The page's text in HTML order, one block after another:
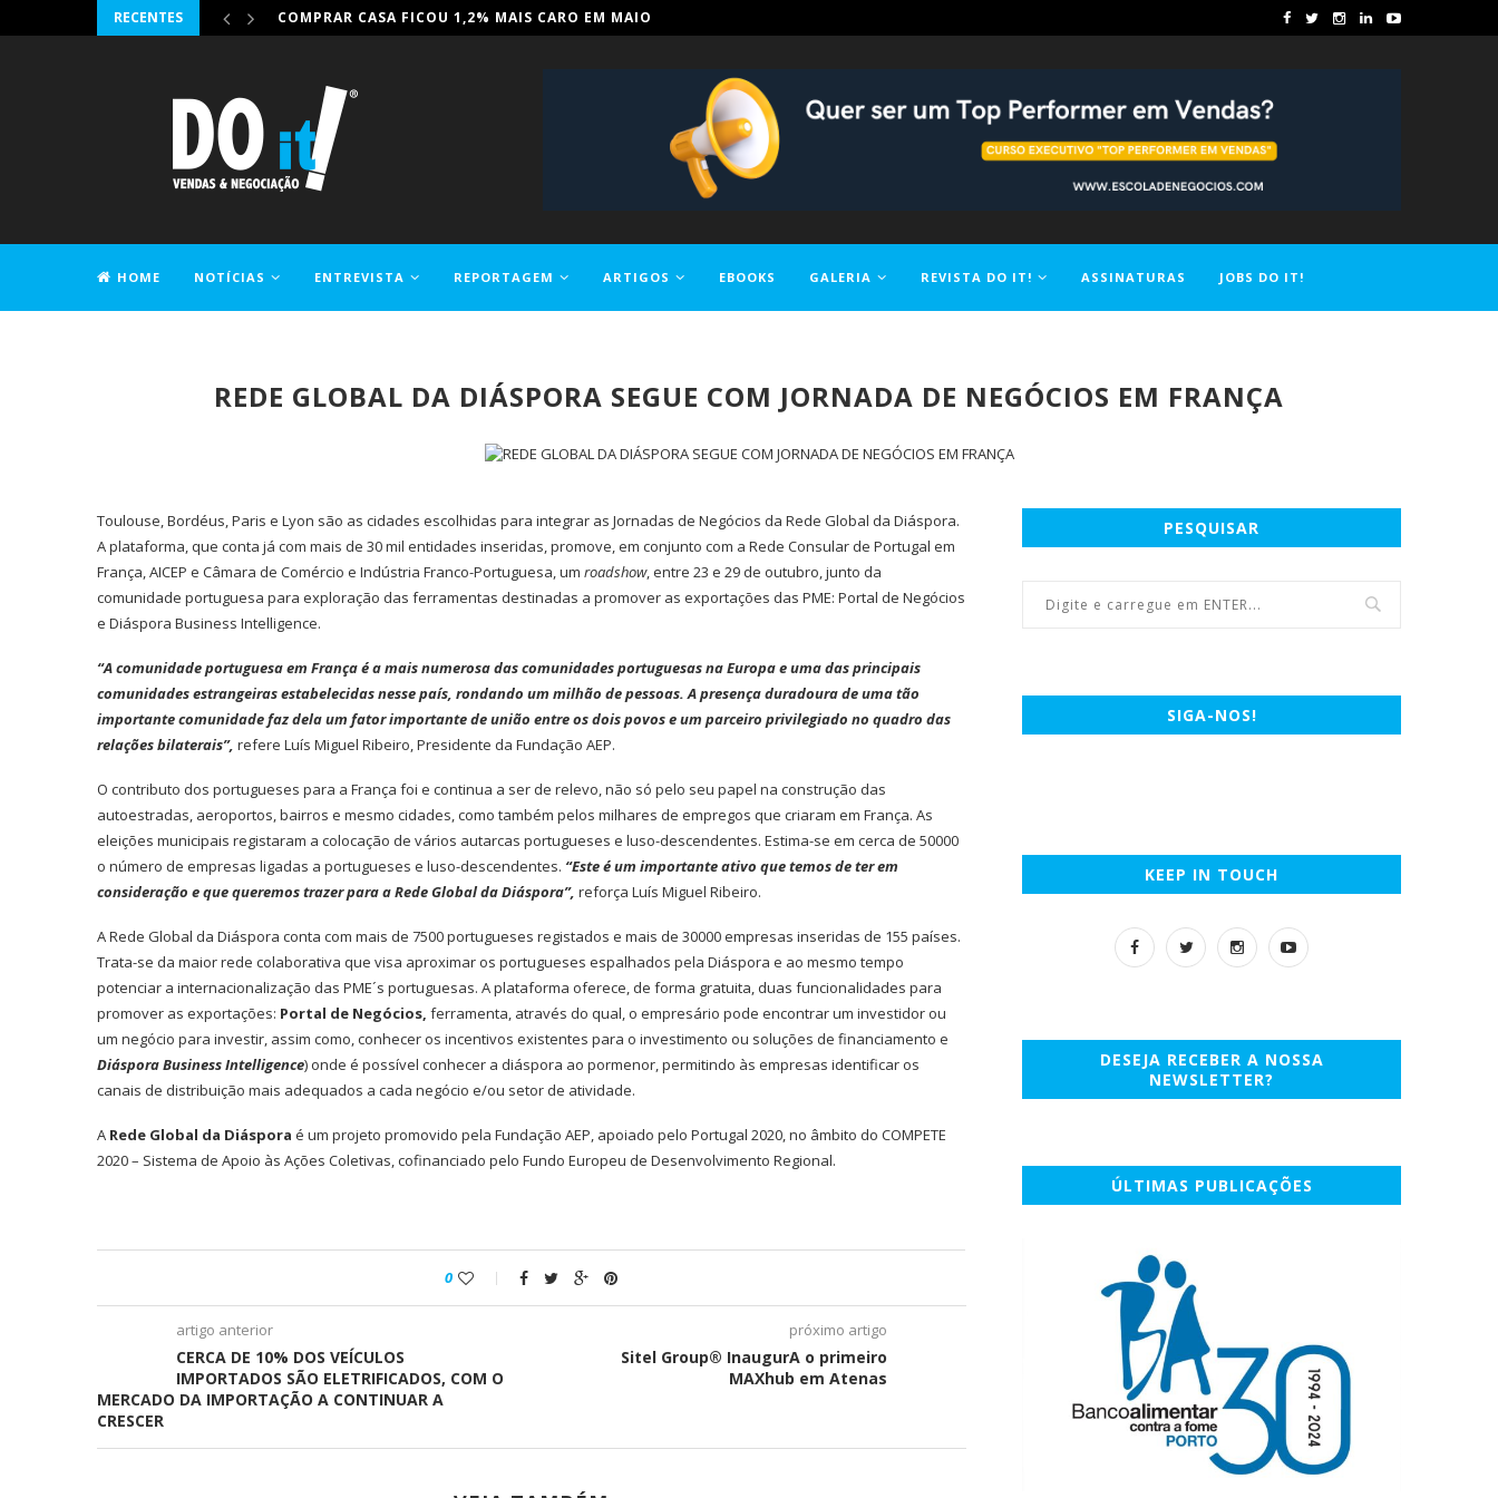
RECENTES IRONHACK JUNTA-SE À DIG-IN PARA TORNAR A EDUCAÇÃO...
HOME NOTÍCIAS ENTREVISTA REPORTAGEM ARTIGOS EBOOKS GALERIA REVISTA DO IT! ASSINATURAS JOBS DO IT!
REDE GLOBAL DA DIÁSPORA SEGUE COM JORNADA DE NEGÓCIOS EM FRANÇA
Toulouse, Bordéus, Paris e Lyon são as cidades escolhidas para integrar as Jornadas de Negócios da Rede Global da Diáspora.
A plataforma, que conta já com mais de 30 mil entidades inseridas, promove, em conjunto com a Rede Consular de Portugal em
França, AICEP e Câmara de Comércio e Indústria Franco-Portuguesa, um roadshow, entre 23 e 29 de outubro, junto da
comunidade portuguesa para exploração das ferramentas destinadas a promover as exportações das PME: Portal de Negócios
e Diáspora Business Intelligence.
“A comunidade portuguesa em França é a mais numerosa das comunidades portuguesas na Europa e uma das principais
comunidades estrangeiras estabelecidas nesse país, rondando um milhão de pessoas. A presença duradoura de uma tão
importante comunidade faz dela um fator importante de união entre os dois povos e um parceiro privilegiado no quadro das
relações bilaterais”, refere Luís Miguel Ribeiro, Presidente da Fundação AEP.
O contributo dos portugueses para a França foi e continua a ser de relevo, não só pelo seu papel na construção das
autoestradas, aeroportos, bairros e mesmo cidades, como também pelos milhares de empregos que criaram em França. As
eleições municipais registaram a colocação de vários autarcas portugueses e luso-descendentes. Estima-se em cerca de 50000
o número de empresas ligadas a portugueses e luso-descendentes. “Este é um importante ativo que temos de ter em
consideração e que queremos trazer para a Rede Global da Diáspora”, reforça Luís Miguel Ribeiro.
A Rede Global da Diáspora conta com mais de 7500 portugueses registados e mais de 30000 empresas inseridas de 155 países.
Trata-se da maior rede colaborativa que visa aproximar os portugueses espalhados pela Diáspora e ao mesmo tempo
potenciar a internacionalização das PME´s portuguesas. A plataforma oferece, de forma gratuita, duas funcionalidades para
promover as exportações: Portal de Negócios, ferramenta, através do qual, o empresário pode encontrar um investidor ou
um negócio para investir, assim como, conhecer os incentivos existentes para o investimento ou soluções de financiamento e
Diáspora Business Intelligence) onde é possível conhecer a diáspora ao pormenor, permitindo às empresas identificar os
canais de distribuição mais adequados a cada negócio e/ou setor de atividade.
A Rede Global da Diáspora é um projeto promovido pela Fundação AEP, apoiado pelo Portugal 2020, no âmbito do COMPETE
2020 – Sistema de Apoio às Ações Coletivas, cofinanciado pelo Fundo Europeu de Desenvolvimento Regional.
0
artigo anterior
CERCA DE 10% DOS VEÍCULOS
IMPORTADOS SÃO ELETRIFICADOS, COM O
MERCADO DA IMPORTAÇÃO A CONTINUAR A
CRESCER
próximo artigo
Sitel Group® InaugurA o primeiro
MAXhub em Atenas
PESQUISAR
SIGA-NOS!
KEEP IN TOUCH
DESEJA RECEBER A NOSSA
NEWSLETTER?
ÚLTIMAS PUBLICAÇÕES